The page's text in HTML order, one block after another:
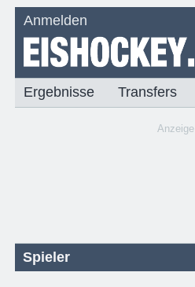
Anmelden
Ergebnisse Transfers
Anzeige
Spieler